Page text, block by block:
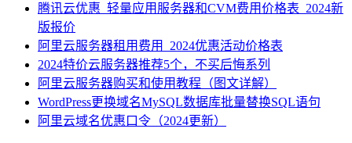
腾讯云优惠_轻量应用服务器和CVM费用价格表_2024新
版报价
阿里云服务器租用费用_2024优惠活动价格表
2024特价云服务器推荐5个，不买后悔系列
阿里云服务器购买和使用教程（图文详解）
WordPress更换域名MySQL数据库批量替换SQL语句
阿里云域名优惠口令（2024更新）